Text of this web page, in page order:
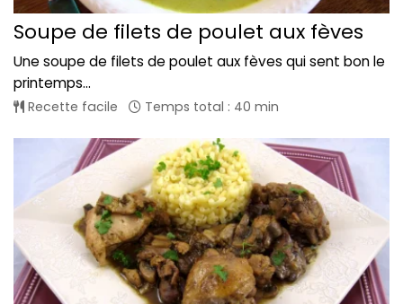
Soupe de filets de poulet aux fèves
Une soupe de filets de poulet aux fèves qui sent bon le
printemps...
Recette facile Temps total : 40 min